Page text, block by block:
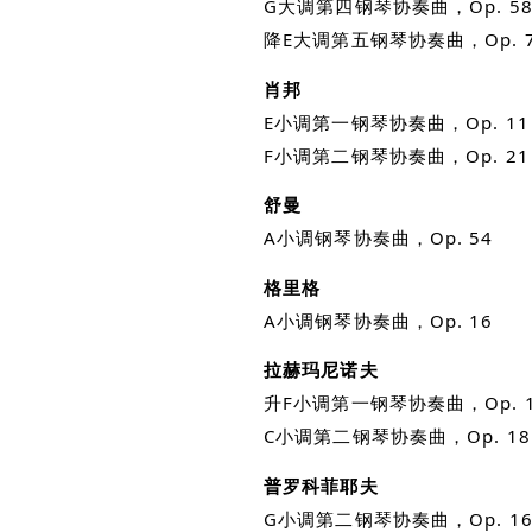
G大调第四钢琴协奏曲，Op. 58
降E大调第五钢琴协奏曲，Op.
肖邦
E小调第一钢琴协奏曲，Op. 11
F小调第二钢琴协奏曲，Op. 21
舒曼
A小调钢琴协奏曲，Op. 54
格里格
A小调钢琴协奏曲，Op. 16
拉赫玛尼诺夫
升F小调第一钢琴协奏曲，Op. 1
C小调第二钢琴协奏曲，Op. 18
普罗科菲耶夫
G小调第二钢琴协奏曲，Op. 16